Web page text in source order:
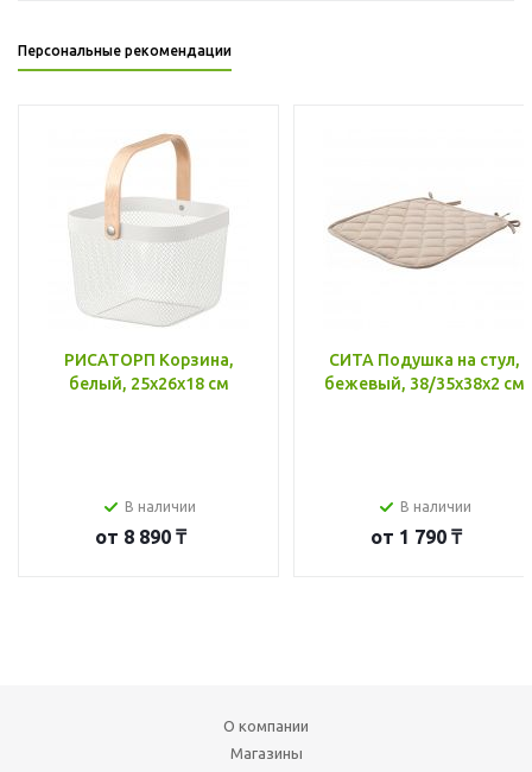
Персональные рекомендации
РИСАТОРП Корзина,
белый, 25x26x18 см
В наличии
от 8 890 ₸
СИТА Подушка на стул,
бежевый, 38/35x38x2 см
В наличии
от 1 790 ₸
О компании
Магазины